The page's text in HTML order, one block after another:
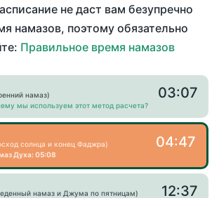
не даст вам безупречно
намазов, поэтому обязательно
Правильное время намазов
намаз)
мы используем этот метод расчета?
03:07
солнца и конец Фаджра)
Духа: 05:08
04:47
намаз и Джума по пятницам) 12:37